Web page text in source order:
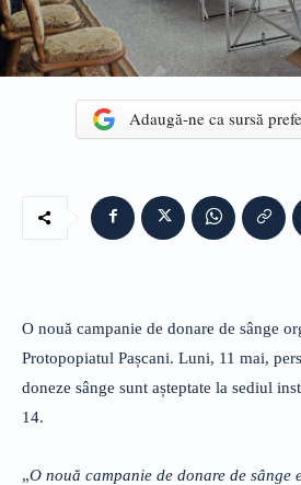
Adaugă-ne ca sursă
O nouă campanie de donare de sânge
Protopopiatul Pașcani. Luni, 11 mai,
doneze sânge sunt așteptate la sediul
14.
„O nouă campanie de donare de sânge